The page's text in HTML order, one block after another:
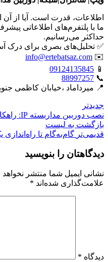
اطلاعات، قدرت است. آیا از آن
ما با پلتفرم‌های اطلاعاتی
حداکثر می‌رسانیم.
✅ تحلیل‌های بصری برای درک
✉️
info@ertebatsaz.com
📱
09124135845
📞
88997257
📍 میرداماد ،خیابان کاظمی
جدیدتر
نصب دوربین مداربسته IP: راهکارهای مدیریت از طریق موبایل
بازگشت بە لیست
قدیمی‌تر گام‌به‌گام تا
دیدگاهتان را بنویسید
نشانی ایمیل شما منتشر
علامت‌گذاری شده‌اند *
دیدگاه *